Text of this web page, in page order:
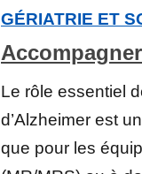
GÉRIATRIE ET
Le rôle essentiel
d’Alzheimer est
que pour les